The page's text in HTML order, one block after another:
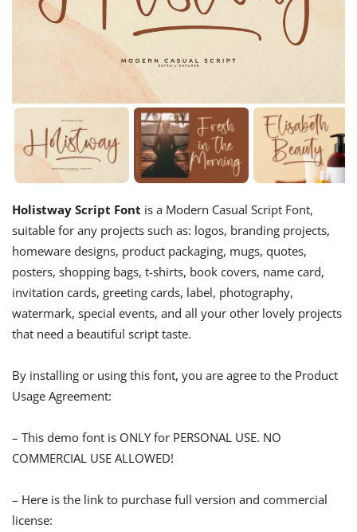
Holistway Script Font is a Modern Casual Script Font,
suitable for any projects such as: logos, branding projects,
homeware designs, product packaging, mugs, quotes,
posters, shopping bags, t-shirts, book covers, name card,
invitation cards, greeting cards, label, photography,
watermark, special events, and all your other lovely projects
that need a beautiful script taste.
By installing or using this font, you are agree to the Product
Usage Agreement:
– This demo font is ONLY for PERSONAL USE. NO
COMMERCIAL USE ALLOWED!
– Here is the link to purchase full version and commercial
license: